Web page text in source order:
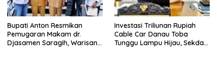
Bupati Anton Resmikan
Pemugaran Makam dr.
Djasamen Saragih, Warisan
Investasi Triliunan Rupiah
Cable Car Danau Toba
Tunggu Lampu Hijau, Sekda